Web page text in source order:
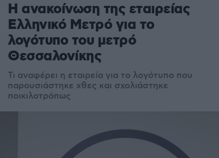
Η ανακοίνωση της εταιρείας
Ελληνικό Μετρό για το
λογότυπο του μετρό
Θεσσαλονίκης
Τι αναφέρει η εταιρεία για το λογότυπο που
παρουσιάστηκε χθες και σχολιάστηκε
ποικιλοτρόπως